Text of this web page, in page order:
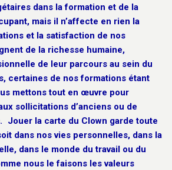
dans la formation et de la
mais il n’affecte en rien la
et la satisfaction de nos
de la richesse humaine,
de leur parcours au sein du
certaines de nos formations étant
mettons tout en œuvre pour
sollicitations d’anciens ou de
Jouer la carte du Clown garde toute
dans nos vies personnelles, dans la
dans le monde du travail ou du
nous le faisons les valeurs